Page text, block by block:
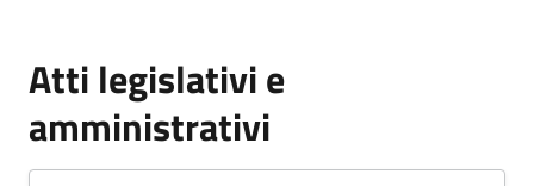
Atti legislativi e
amministrativi